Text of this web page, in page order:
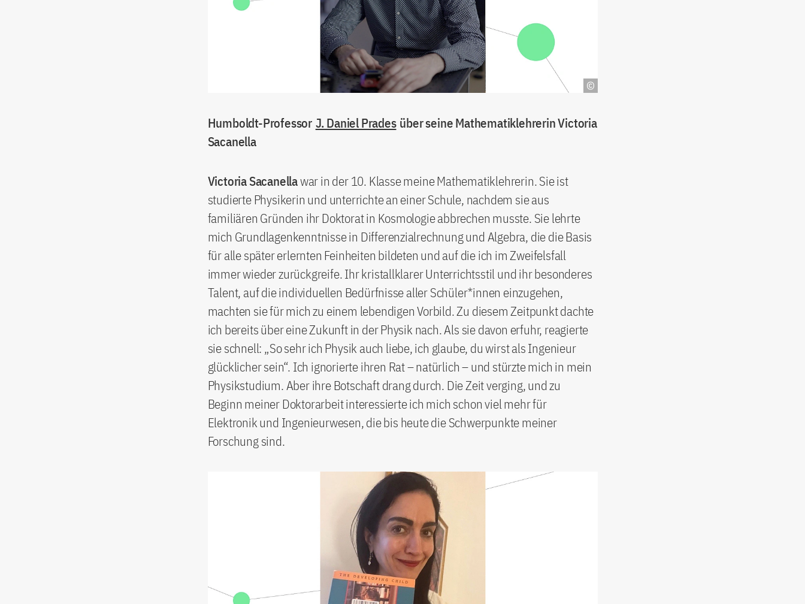
Humboldt-Professor J. Daniel Prades über seine Mathematiklehrerin Victoria
Sacanella
Victoria Sacanellawar in der 10. Klasse meine Mathematiklehrerin. Sie ist
studierte Physikerin und unterrichte an einer Schule, nachdem sie aus
familiären Gründen ihr Doktorat in Kosmologie abbrechen musste. Sie lehrte
mich Grundlagenkenntnisse in Differenzialrechnung und Algebra, die die Basis
für alle später erlernten Feinheiten bildeten und auf die ich im Zweifelsfall
immer wieder zurückgreife. Ihr kristallklarer Unterrichtsstil und ihr besonderes
Talent, auf die individuellen Bedürfnisse aller Schüler*innen einzugehen,
machten sie für mich zu einem lebendigen Vorbild. Zu diesem Zeitpunkt dachte
ich bereits über eine Zukunft in der Physik nach. Als sie davon erfuhr, reagierte
sie schnell: „So sehr ich Physik auch liebe, ich glaube, du wirst als Ingenieur
glücklicher sein“. Ich ignorierte ihren Rat – natürlich – und stürzte mich in mein
Physikstudium. Aber ihre Botschaft drang durch. Die Zeit verging, und zu
Beginn meiner Doktorarbeit interessierte ich mich schon viel mehr für
Elektronik und Ingenieurwesen, die bis heute die Schwerpunkte meiner
Forschung sind.